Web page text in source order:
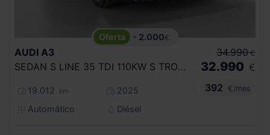
- 2.000€
AUDI A3
SEDAN S LINE 35 TDI 110KW S TRONIC
19.012 km
2025
Automático
Diésel
34.990 €
32.990 €
392
€/mes